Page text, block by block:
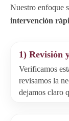
Nuestro enfoque
intervención
1) Revisión
Verificamos
revisamos la
dejamos claro